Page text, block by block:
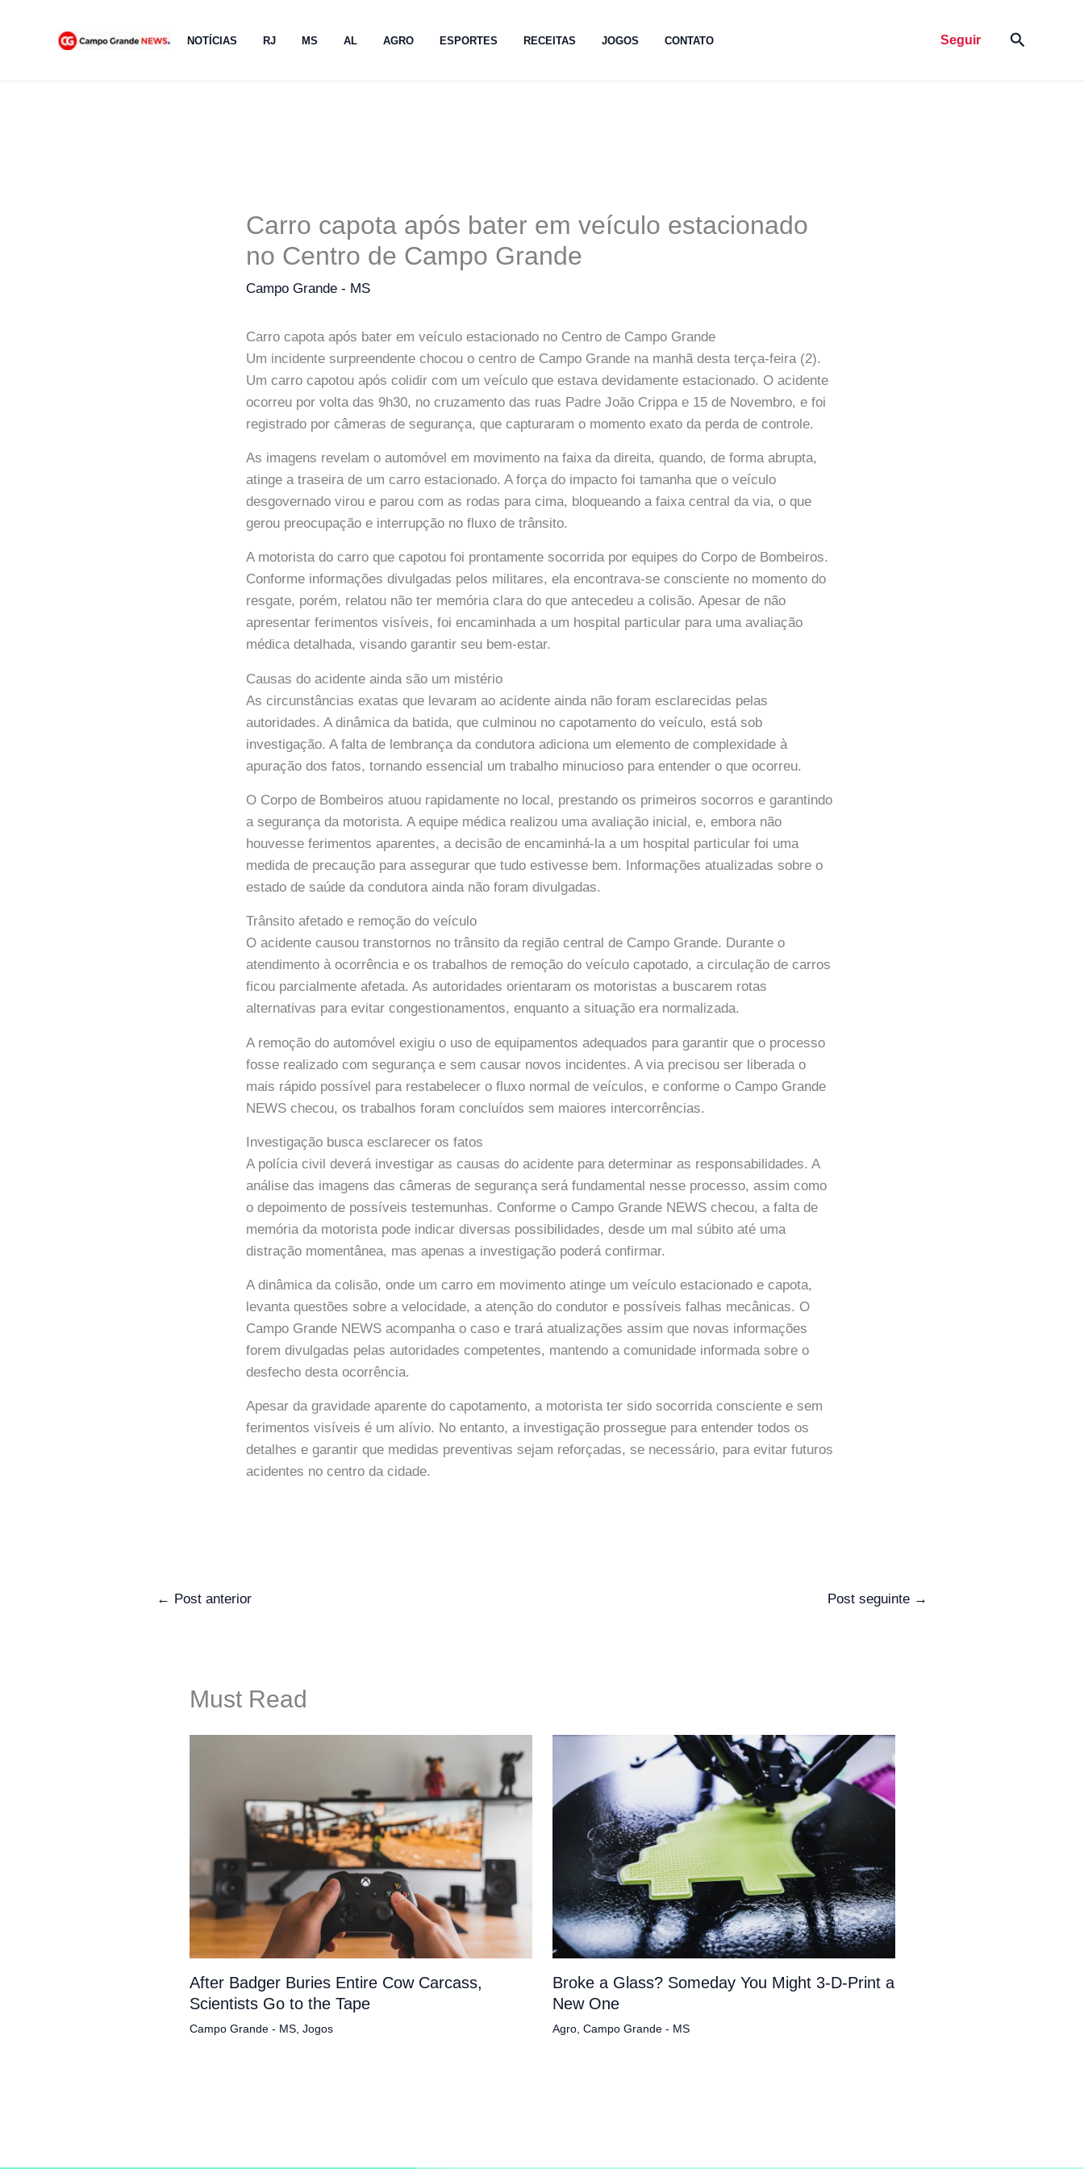
NOTÍCIAS RJ MS AL AGRO ESPORTES RECEITAS JOGOS CONTATO Seguir Pesquisar
Carro capota após bater em veículo estacionado
no Centro de Campo Grande
Campo Grande - MS
Carro capota após bater em veículo estacionado no Centro de Campo Grande
Um incidente surpreendente chocou o centro de Campo Grande na manhã desta terça-feira (2).
Um carro capotou após colidir com um veículo que estava devidamente estacionado. O acidente
ocorreu por volta das 9h30, no cruzamento das ruas Padre João Crippa e 15 de Novembro, e foi
registrado por câmeras de segurança, que capturaram o momento exato da perda de controle.
As imagens revelam o automóvel em movimento na faixa da direita, quando, de forma abrupta,
atinge a traseira de um carro estacionado. A força do impacto foi tamanha que o veículo
desgovernado virou e parou com as rodas para cima, bloqueando a faixa central da via, o que
gerou preocupação e interrupção no fluxo de trânsito.
A motorista do carro que capotou foi prontamente socorrida por equipes do Corpo de Bombeiros.
Conforme informações divulgadas pelos militares, ela encontrava-se consciente no momento do
resgate, porém, relatou não ter memória clara do que antecedeu a colisão. Apesar de não
apresentar ferimentos visíveis, foi encaminhada a um hospital particular para uma avaliação
médica detalhada, visando garantir seu bem-estar.
Causas do acidente ainda são um mistério
As circunstâncias exatas que levaram ao acidente ainda não foram esclarecidas pelas
autoridades. A dinâmica da batida, que culminou no capotamento do veículo, está sob
investigação. A falta de lembrança da condutora adiciona um elemento de complexidade à
apuração dos fatos, tornando essencial um trabalho minucioso para entender o que ocorreu.
O Corpo de Bombeiros atuou rapidamente no local, prestando os primeiros socorros e garantindo
a segurança da motorista. A equipe médica realizou uma avaliação inicial, e, embora não
houvesse ferimentos aparentes, a decisão de encaminhá-la a um hospital particular foi uma
medida de precaução para assegurar que tudo estivesse bem. Informações atualizadas sobre o
estado de saúde da condutora ainda não foram divulgadas.
Trânsito afetado e remoção do veículo
O acidente causou transtornos no trânsito da região central de Campo Grande. Durante o
atendimento à ocorrência e os trabalhos de remoção do veículo capotado, a circulação de carros
ficou parcialmente afetada. As autoridades orientaram os motoristas a buscarem rotas
alternativas para evitar congestionamentos, enquanto a situação era normalizada.
A remoção do automóvel exigiu o uso de equipamentos adequados para garantir que o processo
fosse realizado com segurança e sem causar novos incidentes. A via precisou ser liberada o
mais rápido possível para restabelecer o fluxo normal de veículos, e conforme o Campo Grande
NEWS checou, os trabalhos foram concluídos sem maiores intercorrências.
Investigação busca esclarecer os fatos
A polícia civil deverá investigar as causas do acidente para determinar as responsabilidades. A
análise das imagens das câmeras de segurança será fundamental nesse processo, assim como
o depoimento de possíveis testemunhas. Conforme o Campo Grande NEWS checou, a falta de
memória da motorista pode indicar diversas possibilidades, desde um mal súbito até uma
distração momentânea, mas apenas a investigação poderá confirmar.
A dinâmica da colisão, onde um carro em movimento atinge um veículo estacionado e capota,
levanta questões sobre a velocidade, a atenção do condutor e possíveis falhas mecânicas. O
Campo Grande NEWS acompanha o caso e trará atualizações assim que novas informações
forem divulgadas pelas autoridades competentes, mantendo a comunidade informada sobre o
desfecho desta ocorrência.
Apesar da gravidade aparente do capotamento, a motorista ter sido socorrida consciente e sem
ferimentos visíveis é um alívio. No entanto, a investigação prossegue para entender todos os
detalhes e garantir que medidas preventivas sejam reforçadas, se necessário, para evitar futuros
acidentes no centro da cidade.
← Post anterior Post seguinte →
Must Read
After Badger Buries Entire Cow Carcass,
Scientists Go to the Tape
Campo Grande - MS, Jogos
Broke a Glass? Someday You Might 3-D-Print a
New One
Agro, Campo Grande - MS